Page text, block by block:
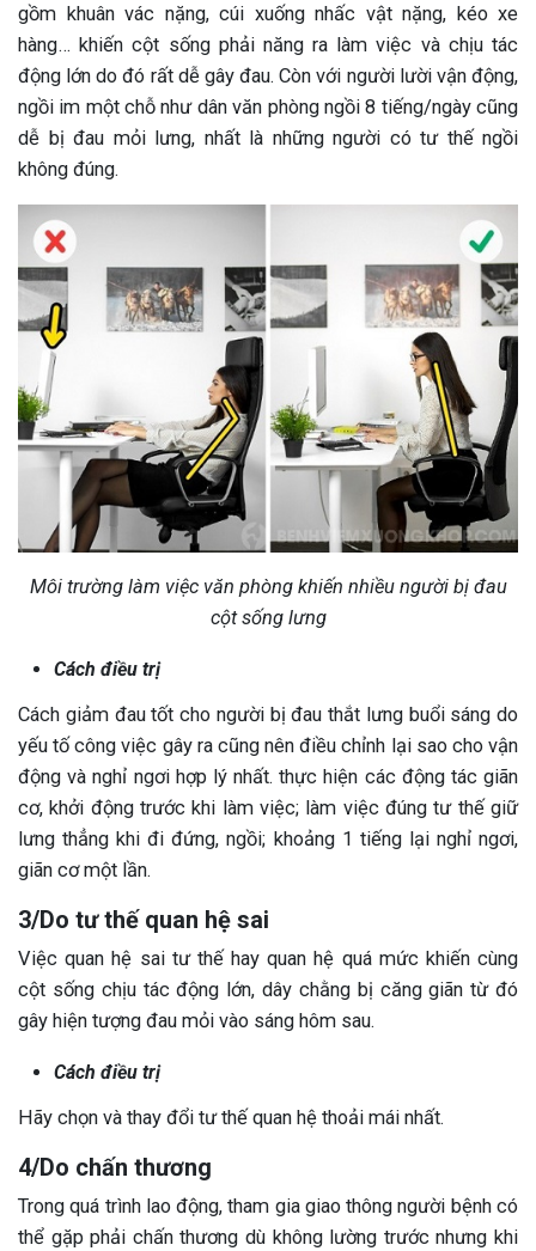
gồm khuân vác nặng, cúi xuống nhấc vật nặng, kéo xe
hàng… khiến cột sống phải năng ra làm việc và chịu tác
động lớn do đó rất dễ gây đau. Còn với người lười vận động,
ngồi im một chỗ như dân văn phòng ngồi 8 tiếng/ngày cũng
dễ bị đau mỏi lưng, nhất là những người có tư thế ngồi
không đúng.
Môi trường làm việc văn phòng khiến nhiều người bị đau
cột sống lưng
Cách điều trị
Cách giảm đau tốt cho người bị đau thắt lưng buổi sáng do
yếu tố công việc gây ra cũng nên điều chỉnh lại sao cho vận
động và nghỉ ngơi hợp lý nhất. thực hiện các động tác giãn
cơ, khởi động trước khi làm việc; làm việc đúng tư thế giữ
lưng thẳng khi đi đứng, ngồi; khoảng 1 tiếng lại nghỉ ngơi,
giãn cơ một lần.
3/Do tư thế quan hệ sai
Việc quan hệ sai tư thế hay quan hệ quá mức khiến cùng
cột sống chịu tác động lớn, dây chằng bị căng giãn từ đó
gây hiện tượng đau mỏi vào sáng hôm sau.
Cách điều trị
Hãy chọn và thay đổi tư thế quan hệ thoải mái nhất.
4/Do chấn thương
Trong quá trình lao động, tham gia giao thông người bệnh có
thể gặp phải chấn thương dù không lường trước nhưng khi